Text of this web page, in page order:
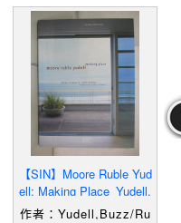
【SIN】Moore Ruble Yud
ell: Making Place_Yudell,
Buzz/ Ruble, John/ Camp
作者：Yudell,Buzz/Ru